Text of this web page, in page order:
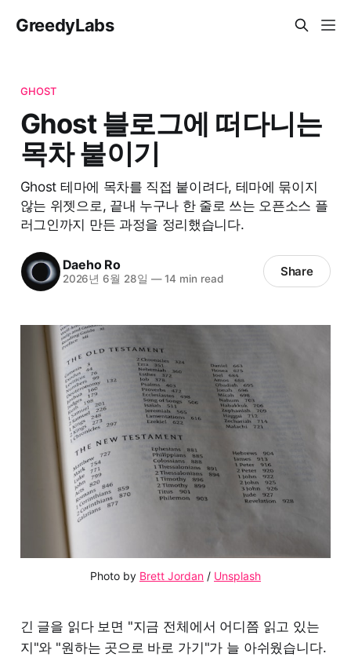
GreedyLabs
GHOST
Ghost 블로그에 떠다니는
목차 붙이기
Ghost 테마에 목차를 직접 붙이려다, 테마에 묶이지
않는 위젯으로, 끝내 누구나 한 줄로 쓰는 오픈소스 플
러그인까지 만든 과정을 정리했습니다.
Daeho Ro
2026년 6월 28일 —14 min read Share
Photo by Brett Jordan / Unsplash
긴 글을 읽다 보면 "지금 전체에서 어디쯤 읽고 있는
지"와 "원하는 곳으로 바로 가기"가 늘 아쉬웠습니다.